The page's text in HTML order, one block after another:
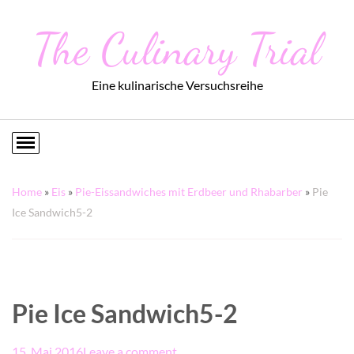
The Culinary Trial
Eine kulinarische Versuchsreihe
Home » Eis » Pie-Eissandwiches mit Erdbeer und Rhabarber » Pie
Ice Sandwich5-2
Pie Ice Sandwich5-2